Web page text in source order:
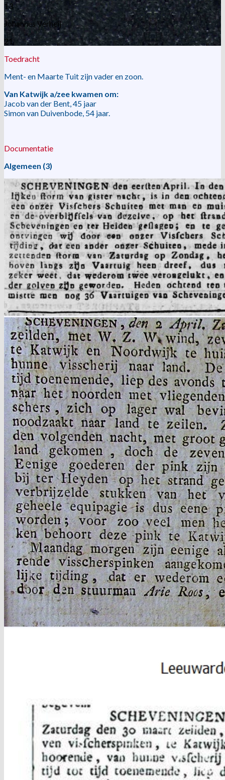
13
Johannes Verheij
21
Toedracht
Ment- en Maarte Tuit zijn vader en zoon.
Van Katwijk a/zee kwamen om:
Jacob van der Bent, 45 jaar
Simon van Duivenbode, 54 jaar.
Documentatie
Algemeen (3)